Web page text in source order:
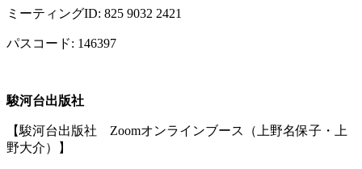
ミーティングID: 825 9032 2421
パスコード: 146397
駿河台出版社
【駿河台出版社 Zoomオンラインブース（上野名保子・上
野大介）】